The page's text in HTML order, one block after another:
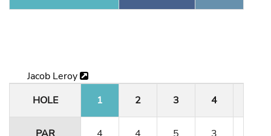
Jacob Leroy
HOLE
1 2 3 4